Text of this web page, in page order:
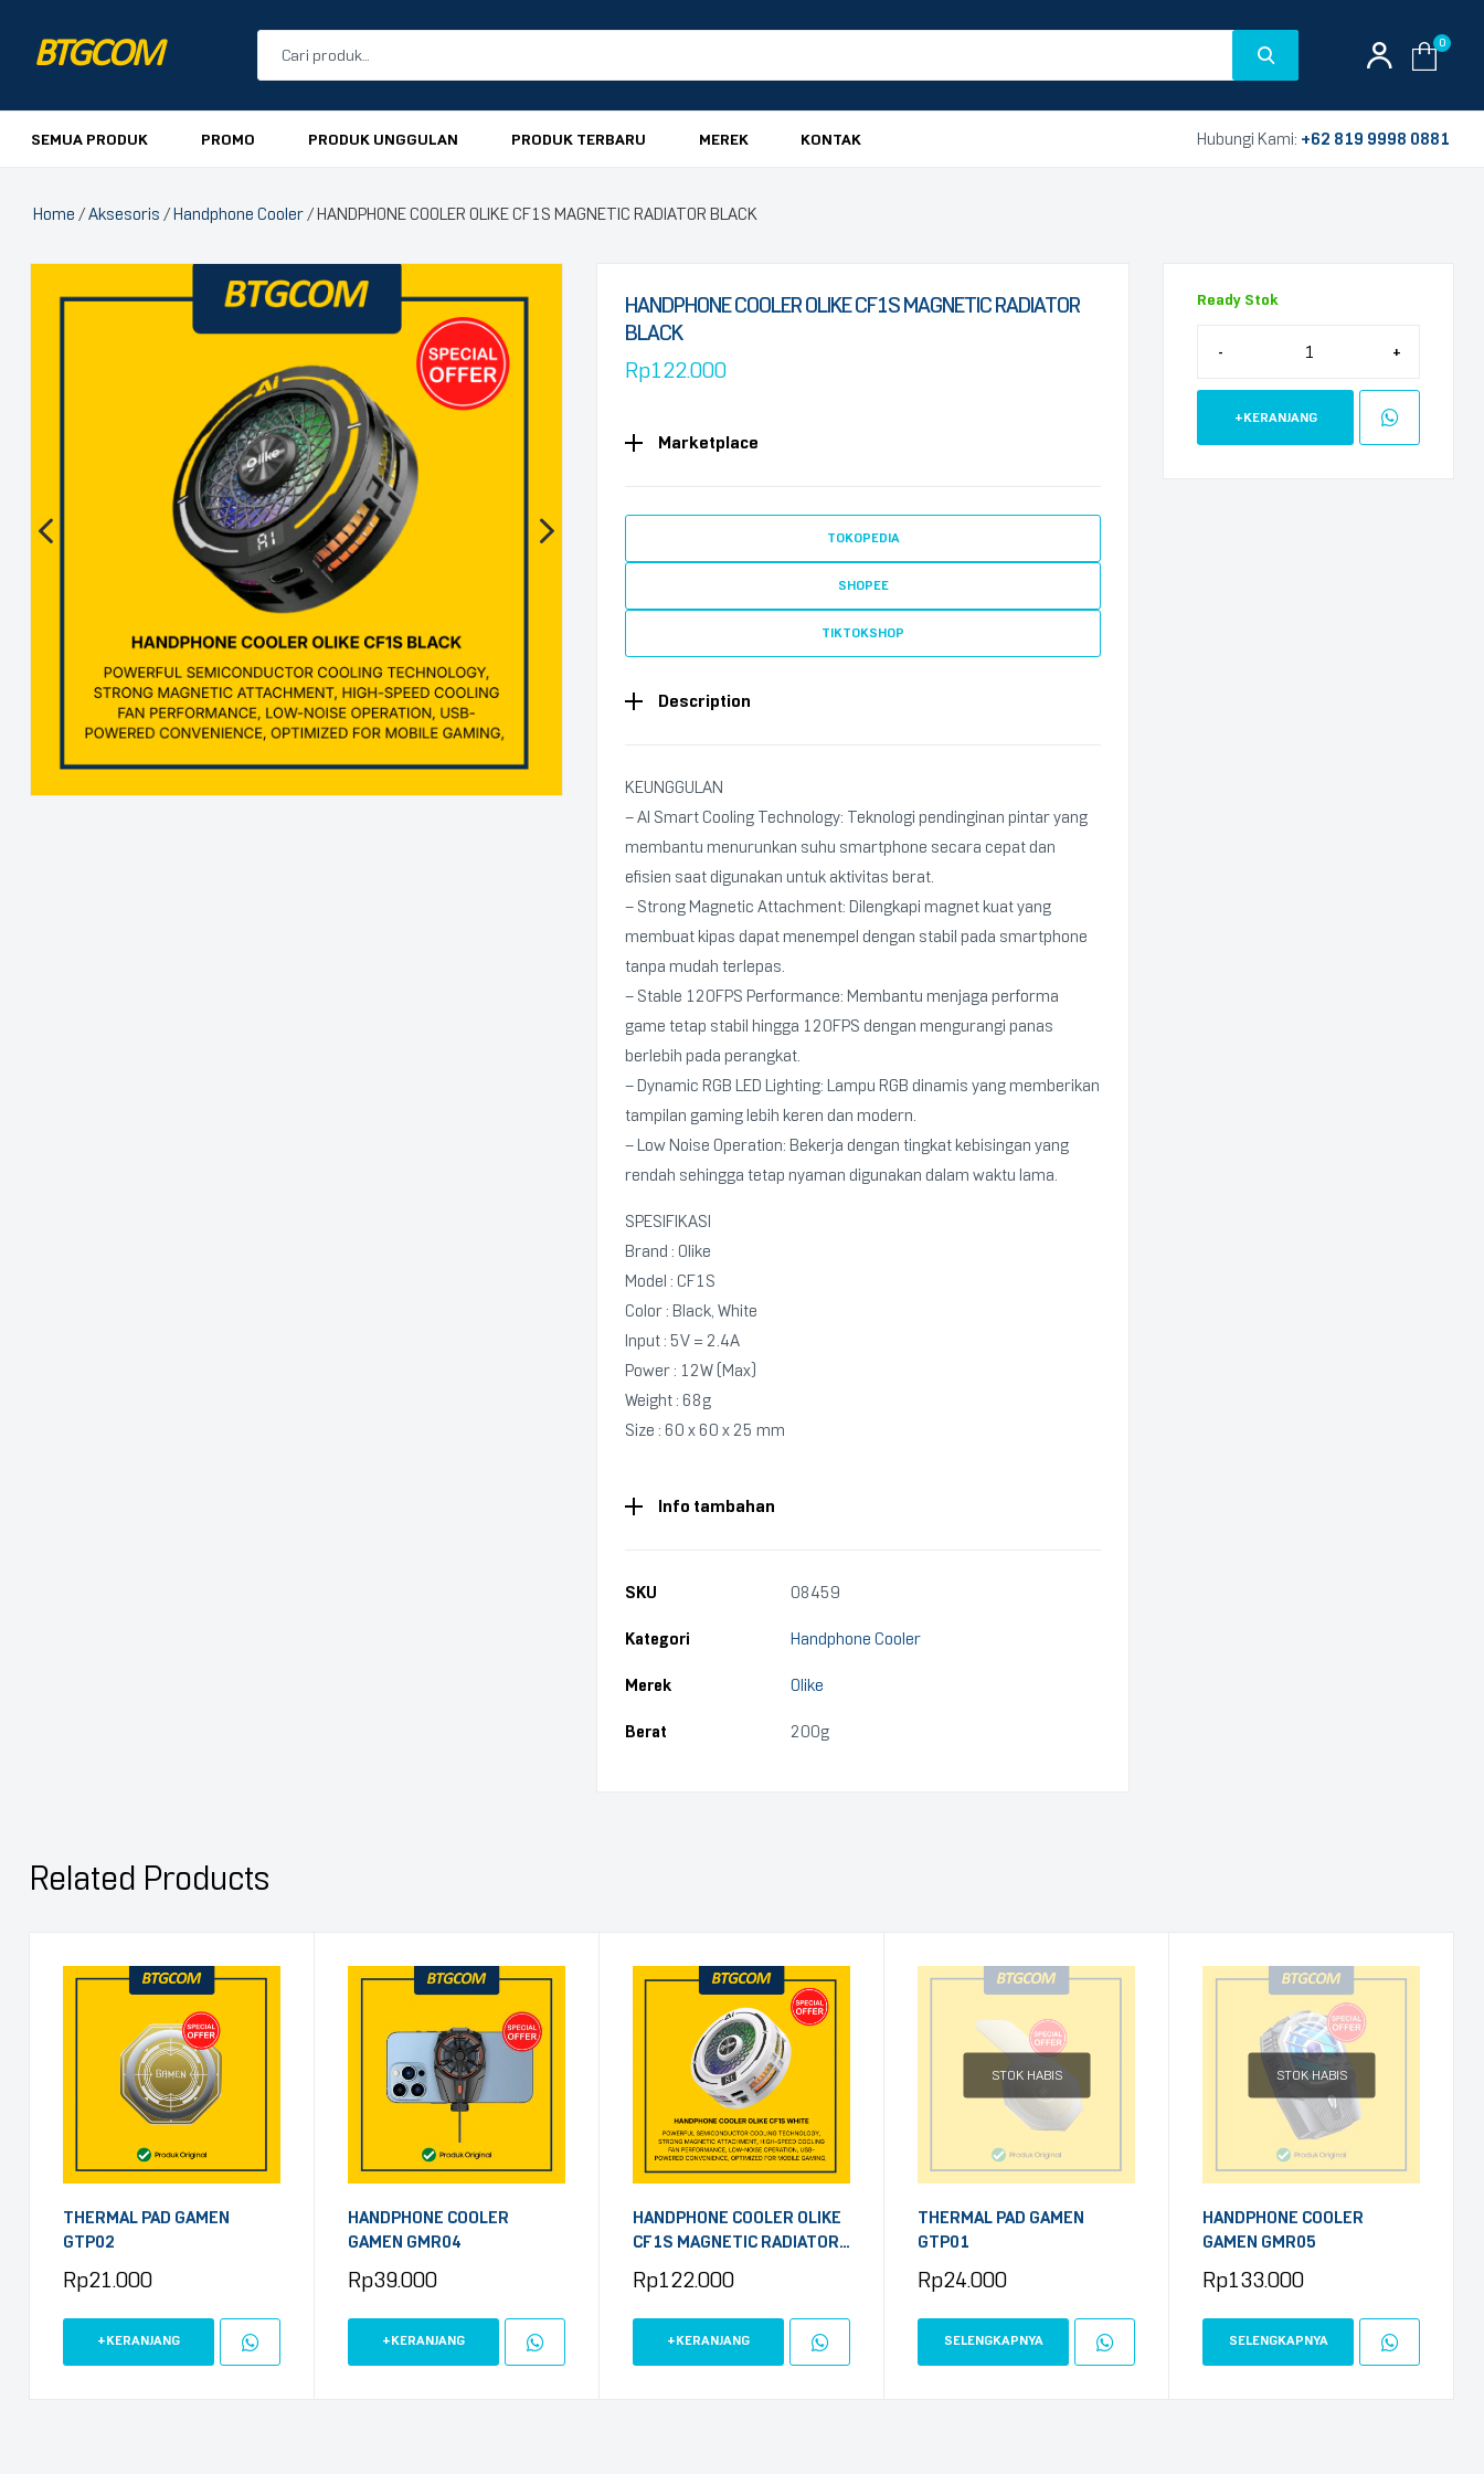
BTGCOM 0
SEMUA PRODUK PROMO PRODUK UNGGULAN PRODUK TERBARU MEREK KONTAK Hubungi Kami: +62 819 9998 0881
Home /Aksesoris /Handphone Cooler/ HANDPHONE COOLER OLIKE CF1S MAGNETIC RADIATOR BLACK
🔍
HANDPHONE COOLER OLIKE CF1S MAGNETIC RADIATOR
BLACK
Rp122.000
Marketplace
TOKOPEDIA
SHOPEE
TIKTOKSHOP
Description
KEUNGGULAN
– AI Smart Cooling Technology: Teknologi pendinginan pintar yang
membantu menurunkan suhu smartphone secara cepat dan
efisien saat digunakan untuk aktivitas berat.
– Strong Magnetic Attachment: Dilengkapi magnet kuat yang
membuat kipas dapat menempel dengan stabil pada smartphone
tanpa mudah terlepas.
– Stable 120FPS Performance: Membantu menjaga performa
game tetap stabil hingga 120FPS dengan mengurangi panas
berlebih pada perangkat.
– Dynamic RGB LED Lighting: Lampu RGB dinamis yang memberikan
tampilan gaming lebih keren dan modern.
– Low Noise Operation: Bekerja dengan tingkat kebisingan yang
rendah sehingga tetap nyaman digunakan dalam waktu lama.
SPESIFIKASI
Brand : Olike
Model : CF1S
Color : Black, White
Input : 5V = 2.4A
Power : 12W (Max)
Weight : 68g
Size : 60 x 60 x 25 mm
Info tambahan
SKU 08459
Kategori Handphone Cooler
Merek Olike
Berat 200g
Ready Stok
- +
+KERANJANG
Related Products
THERMAL PAD GAMEN
GTP02
Rp21.000
+KERANJANG
HANDPHONE COOLER
GAMEN GMR04
Rp39.000
+KERANJANG
HANDPHONE COOLER OLIKE
CF1S MAGNETIC RADIATOR
Rp122.000
+KERANJANG
STOK HABIS
THERMAL PAD GAMEN
GTP01
Rp24.000
SELENGKAPNYA
STOK HABIS
HANDPHONE COOLER
GAMEN GMR05
Rp133.000
SELENGKAPNYA